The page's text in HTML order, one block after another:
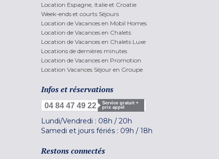
Location Espagne, Italie et Croatie
Week-ends et courts Séjours
Location de Vacances en Mobil Homes
Location de Vacances en Chalets
Location de Vacances en Chalets Luxe
Locations de dernières minutes
Location de Vacances en Promotion
Location Vacances Séjour en Groupe
Infos et réservations
04 84 47 49 22
Service gratuit +
prix appel
Lundi/Vendredi : 08h / 20h
Samedi et jours fériés : 09h / 18h
Restons connectés